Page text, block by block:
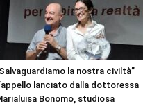
la nostra civiltà”
lanciato dalla dottoressa
Bonomo, studiosa